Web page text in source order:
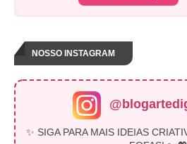
NOSSO INSTAGRAM
✨ SIGA PARA MAIS IDEIAS